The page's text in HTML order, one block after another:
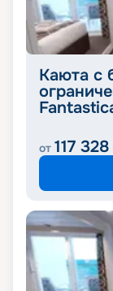
Каюта с
от 117 328